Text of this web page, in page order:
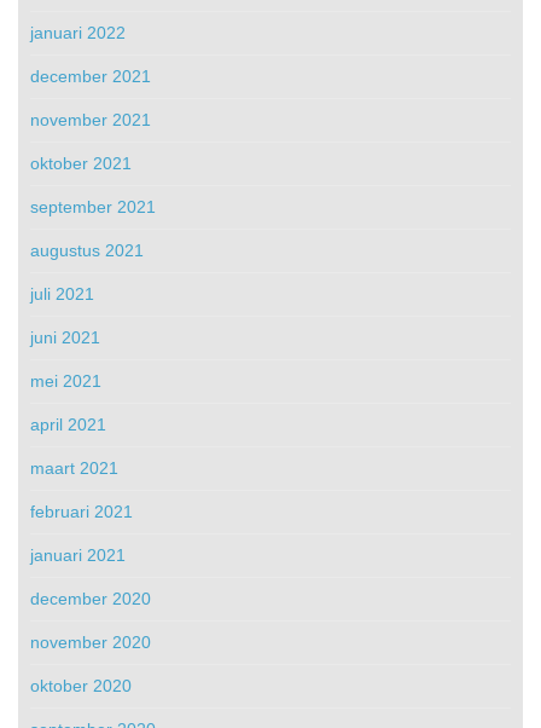
januari 2022
december 2021
november 2021
oktober 2021
september 2021
augustus 2021
juli 2021
juni 2021
mei 2021
april 2021
maart 2021
februari 2021
januari 2021
december 2020
november 2020
oktober 2020